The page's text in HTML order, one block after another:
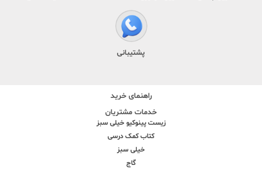
پشتیبانی
راهنمای خرید
خدمات مشتریان
زیست پینوکیو خیلی سبز
کتاب کمک درسی
خیلی سبز
گاج